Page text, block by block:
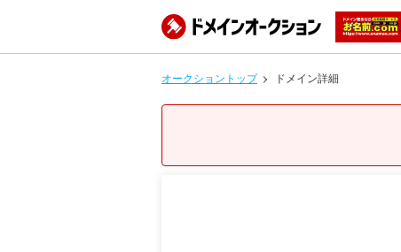
オークショントップ ドメイン詳細